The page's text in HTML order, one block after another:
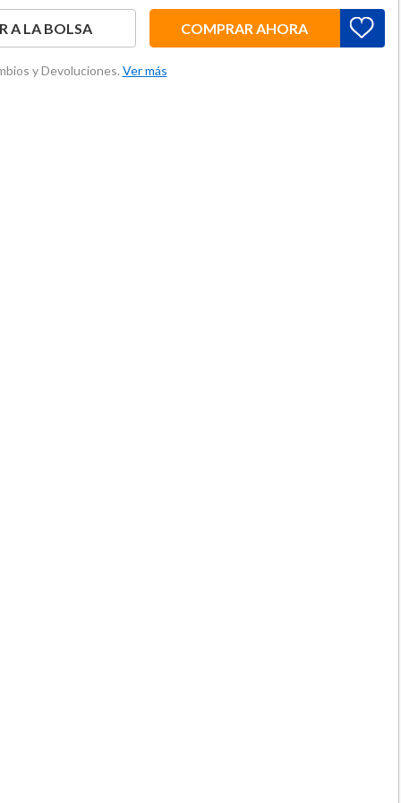
A LA BOLSA COMPRAR AHORA
y Devoluciones. Ver más